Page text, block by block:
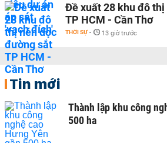
Đề xuất 28 khu đô
TP HCM - Cần Thơ
THỜI SỰ - 13 giờ trước
Tin mới
Thành lập khu công
500 ha